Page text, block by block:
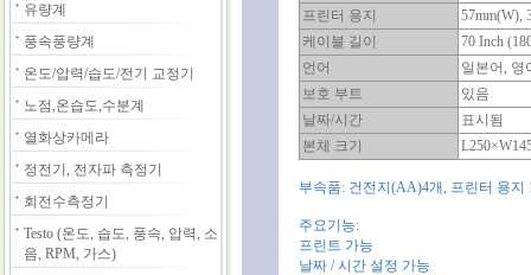
유량계
풍속풍량계
온도/압력/습도/전기 교정기
노점,온습도,수분계
열화상카메라
정전기, 전자파 측정기
회전수측정기
Testo (온도, 습도, 풍속, 압력, 소
음, RPM, 가스)
프린터 용지
57mm(W),
케이블 길이
70 Inch
언어
일본어, 영
보호 부트
있음
날짜/시간
표시됨
본체 크기
부속품: 건전지(AA)4개, 프린터 용지
주요기능:
프린트 가능
날짜 / 시간 설정 가능